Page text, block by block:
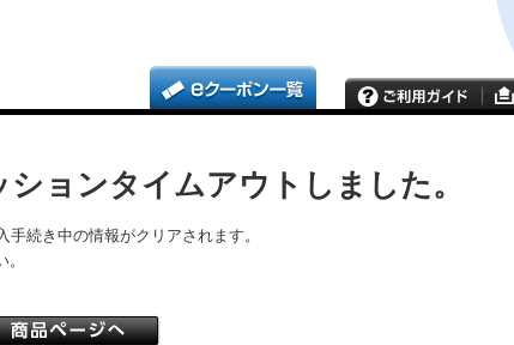
ョンタイムアウトしました。
続き中の情報がクリアされます。